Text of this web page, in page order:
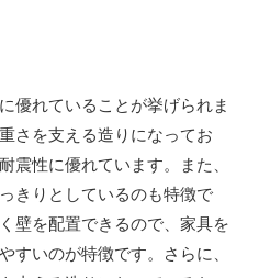
優れていることが挙げられま
さを支える造りになってお
震性に優れています。また、
きりとしているのも特徴で
壁を配置できるので、家具を
すいのが特徴です。さらに、